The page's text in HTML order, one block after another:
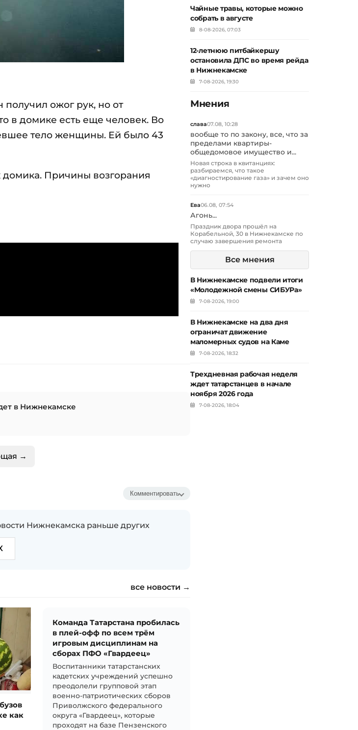
ожог рук, но от
в домике есть еще человек. Во
тело женщины. Ей было 43
домика. Причины возгорания
в Нижнекамске
→
Комментировать
Нижнекамска раньше других
все новости →
как
Команда Татарстана пробилась
в плей-офф по всем трём
игровым дисциплинам на
сборах ПФО «Гвардеец»
Воспитанники татарстанских
кадетских учреждений успешно
преодолели групповой этап
военно-патриотических сборов
Приволжского федерального
округа «Гвардеец», которые
проходят на базе Пензенского
Чайные травы, которые можно
собрать в августе
8-08-2026, 07:03
12-летнюю питбайкершу
остановила ДПС во время рейда
в Нижнекамске
7-08-2026, 19:30
Мнения
слава07.08, 10:28
вообще то по закону, все, что за
пределами квартиры-
общедомовое имущество и...
Новая строка в квитанциях:
разбираемся, что такое
«диагностирование газа» и зачем оно
нужно
Ева06.08, 07:54
Агонь...
Праздник двора прошёл на
Корабельной, 30 в Нижнекамске по
случаю завершения ремонта
Все мнения
В Нижнекамске подвели итоги
«Молодежной смены СИБУРа»
7-08-2026, 19:00
В Нижнекамске на два дня
ограничат движение
маломерных судов на Каме
7-08-2026, 18:32
Трехдневная рабочая неделя
ждет татарстанцев в начале
ноября 2026 года
7-08-2026, 18:04